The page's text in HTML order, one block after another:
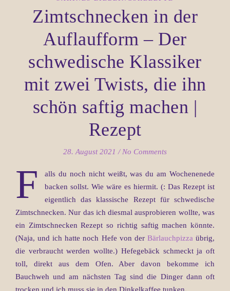
Zimtschnecken in der
Auflaufform – Der
schwedische Klassiker
mit zwei Twists, die ihn
schön saftig machen |
Rezept
28. August 2021 / No Comments
F
alls du noch nicht weißt, was du am Wochenenede
backen sollst. Wie wäre es hiermit. (: Das Rezept ist
eigentlich das klassische Rezept für schwedische
Zimtschnecken. Nur das ich diesmal ausprobieren wollte, was
ein Zimtschnecken Rezept so richtig saftig machen könnte.
(Naja, und ich hatte noch Hefe von der Bärlauchpizza übrig,
die verbraucht werden wollte.) Hefegebäck schmeckt ja oft
toll, direkt aus dem Ofen. Aber davon bekomme ich
Bauchweh und am nächsten Tag sind die Dinger dann oft
trocken und ich muss sie in den Dinkelkaffee tunken.